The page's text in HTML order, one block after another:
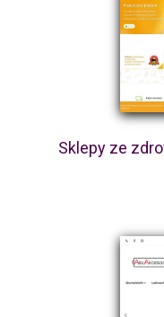
Sklepy ze